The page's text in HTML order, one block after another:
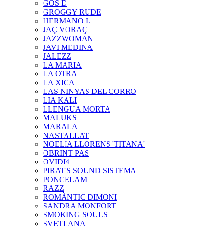
GOS D
GROGGY RUDE
HERMANO L
JAÇ VORAÇ
JAZZWOMAN
JAVI MEDINA
JALEZZ
LA MARIA
LA OTRA
LA XICA
LAS NINYAS DEL CORRO
LIA KALI
LLENGUA MORTA
MALUKS
MARALA
NASTALLAT
NOELIA LLORENS 'TITANA'
OBRINT PAS
OVIDI4
PIRAT'S SOUND SISTEMA
PONCELAM
RAZZ
ROMÀNTIC DIMONI
SANDRA MONFORT
SMOKING SOULS
SVETLANA